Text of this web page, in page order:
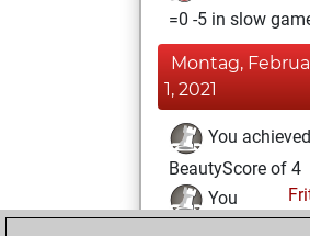
=0 -5 in slow
Montag,
1, 2021
You
BeautyScore of 4
You